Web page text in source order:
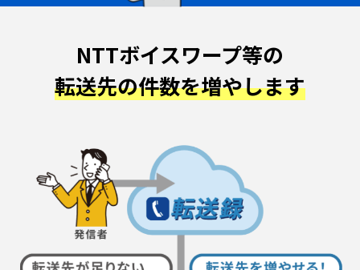
NTTボイスワープ等の
転送先の件数を増やします